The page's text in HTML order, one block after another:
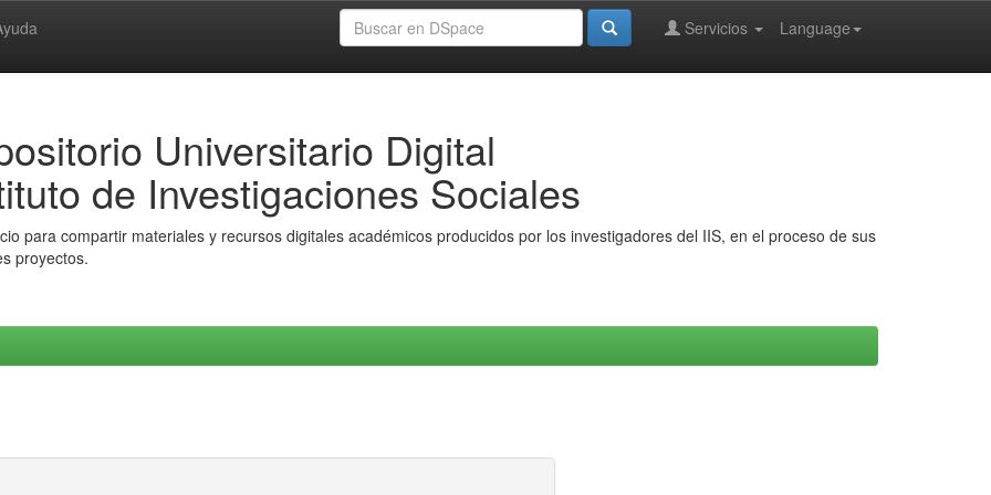
Language
Servicios
Universitario Digital
de Investigaciones Sociales
para compartir materiales y recursos digitales académicos producidos por los investigadores del IIS, en el proceso de sus
proyectos.